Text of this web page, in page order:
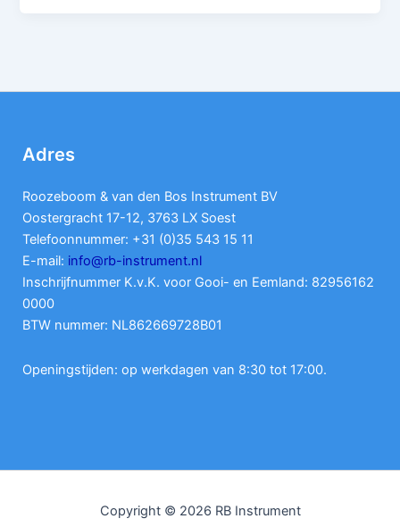
Adres
Roozeboom & van den Bos Instrument BV
Oostergracht 17-12, 3763 LX Soest
Telefoonnummer: +31 (0)35 543 15 11
E-mail: info@rb-instrument.nl
Inschrijfnummer K.v.K. voor Gooi- en Eemland: 82956162
0000
BTW nummer: NL862669728B01
Openingstijden: op werkdagen van 8:30 tot 17:00.
Copyright © 2026 RB Instrument